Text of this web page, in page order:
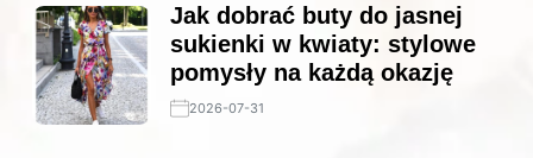
Jak dobrać buty do jasnej
sukienki w kwiaty: stylowe
pomysły na każdą okazję
2026-07-31